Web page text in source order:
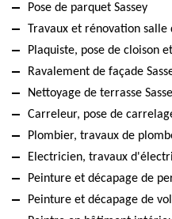
Pose de parquet Sassey
Travaux et rénovation salle
Plaquiste, pose de cloison
Ravalement de façade
Nettoyage de terrasse
Carreleur, pose de
Plombier, travaux de
Electricien, travaux
Peinture et décapage de
Peinture et décapage de